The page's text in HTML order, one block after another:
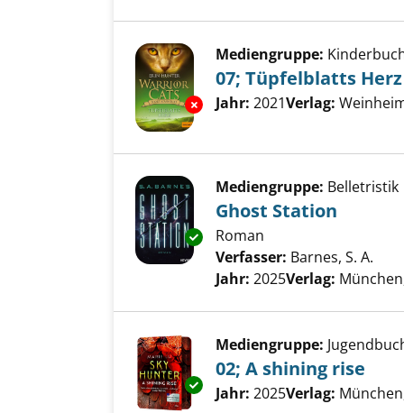
Exemplar-Details von 07;
Mediengruppe:
07; Tüpfelblatts Herz
Suche nach diesem
Jahr: 2021Verlag:
Exemplar-Details von Ghost
Mediengruppe: Belletristik
Ghost Station
Roman
Verfasser: Barnes, S. A.
Jahr: 2025Verlag:
Exemplar-Details von 02; A
Mediengruppe:
02; A shining rise
Suche nach diesem
Jahr: 2025Verlag: